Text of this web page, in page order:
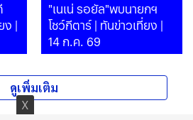
ง |
"เนเน่ รอยัล"พบนายกฯ
โชว์กีตาร์ | ทันข่าวเที่ยง |
14 ก.ค. 69
ดูเพิ่มเติม